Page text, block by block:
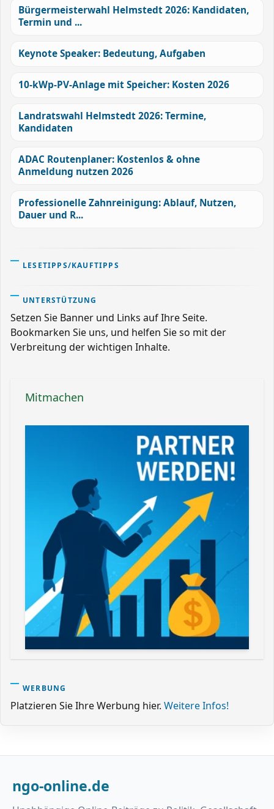
Bürgermeisterwahl Helmstedt 2026: Kandidaten,
Termin und ...
Keynote Speaker: Bedeutung, Aufgaben
10-kWp-PV-Anlage mit Speicher: Kosten 2026
Landratswahl Helmstedt 2026: Termine,
Kandidaten
ADAC Routenplaner: Kostenlos & ohne
Anmeldung nutzen 2026
Professionelle Zahnreinigung: Ablauf, Nutzen,
Dauer und R...
LESETIPPS/KAUFTIPPS
UNTERSTÜTZUNG
Setzen Sie Banner und Links auf Ihre Seite.
Bookmarken Sie uns, und helfen Sie so mit der
Verbreitung der wichtigen Inhalte.
Mitmachen
WERBUNG
Platzieren Sie Ihre Werbung hier. Weitere Infos!
ngo-online.de